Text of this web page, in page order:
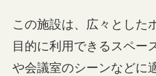
この施設は、広々とした
目的に利用できるスペー
や会議室のシーンなどに